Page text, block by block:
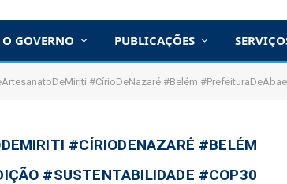
O GOVERNO PUBLICAÇÕES
#CírioDeNazaré #Belém
#CÍRIODENAZARÉ #BELÉM
#SUSTENTABILIDADE #COP30